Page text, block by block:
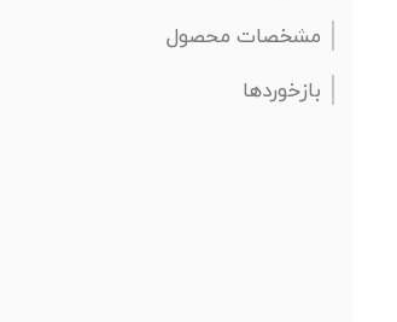
مشخصات محصول
بازخوردها